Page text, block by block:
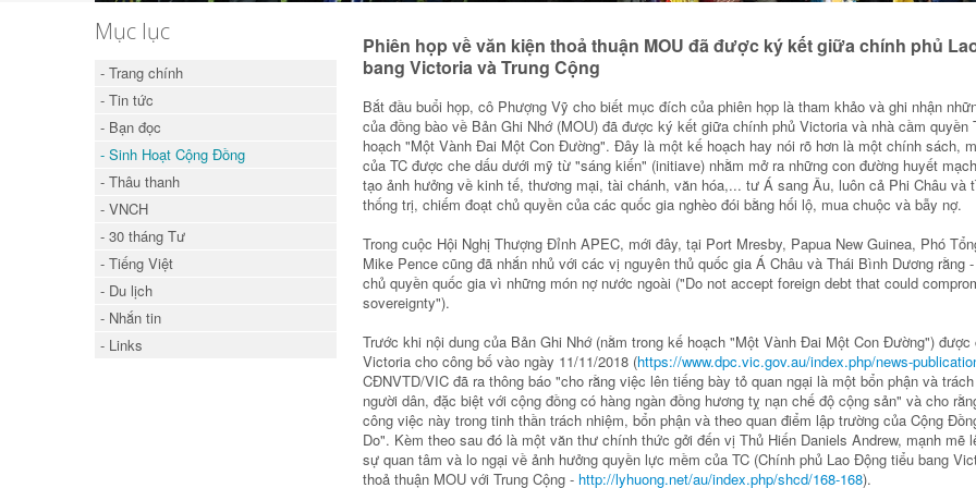
Mục lục
- Trang chính
- Tin tức
- Bạn đọc
- Sinh Hoạt Cộng Đồng
- Thâu thanh
- VNCH
- 30 tháng Tư
- Tiếng Việt
- Du lịch
- Nhắn tin
- Links
Phiên họp về văn kiện thoả thuận MOU đã được ký kết giữa chính phủ
bang Victoria và Trung Cộng
Bắt đầu buổi họp, cô Phượng Vỹ cho biết mục đích của phiên họp là tham khảo và ghi nhận
của đồng bào về Bản Ghi Nhớ (MOU) đã được ký kết giữa chính phủ Victoria và nhà cầm quyền
hoạch "Một Vành Đai Một Con Đường". Đây là một kế hoạch hay nói rõ hơn là một chính sách,
của TC được che dấu dưới mỹ từ "sáng kiến" (initiave) nhằm mở ra những con đường huyết
tạo ảnh hưởng về kinh tế, thương mại, tài chánh, văn hóa,... tư Á sang Âu, luôn cả Phi Châu và
thống trị, chiếm đoạt chủ quyền của các quốc gia nghèo đói bằng hối lộ, mua chuộc và bẫy nợ.
Trong cuộc Hội Nghị Thượng Đỉnh APEC, mới đây, tại Port Mresby, Papua New Guinea, Phó
Mike Pence cũng đã nhắn nhủ với các vị nguyên thủ quốc gia Á Châu và Thái Bình Dương rằng
chủ quyền quốc gia vì những món nợ nước ngoài ("Do not accept foreign debt that could
sovereignty").
Trước khi nội dung của Bản Ghi Nhớ (nằm trong kế hoạch "Một Vành Đai Một Con Đường") được
Victoria cho công bố vào ngày 11/11/2018 (https://www.dpc.vic.gov.au/index.php/news-
CĐNVTD/VIC đã ra thông báo "cho rằng việc lên tiếng bày tỏ quan ngại là một bổn phận và
người dân, đặc biệt với cộng đồng có hàng ngàn đồng hương tỵ nạn chế độ cộng sản" và cho
công việc này trong tinh thần trách nhiệm, bổn phận và theo quan điểm lập trường của Cộng
Do". Kèm theo sau đó là một văn thư chính thức gởi đến vị Thủ Hiến Daniels Andrew, mạnh mẽ
sự quan tâm và lo ngại về ảnh hưởng quyền lực mềm của TC (Chính phủ Lao Động tiểu bang
thoả thuận MOU với Trung Cộng - http://lyhuong.net/au/index.php/shcd/168-168).